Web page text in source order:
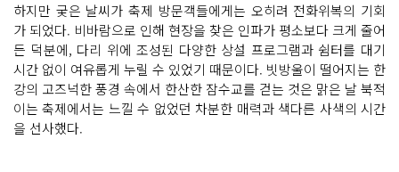
게 오
가
는 것
을 비
추
며 시
작
된
다. 다
리 한
쪽 면
하지만 궂은 날씨가 축제 방문객들에게는 오히려 전화위복의 기회
가 되었다. 비바람으로 인해 현장을 찾은 인파가 평소보다 크게 줄어
든 덕분에, 다리 위에 조성된 다양한 상설 프로그램과 쉼터를 대기
시간 없이 여유롭게 누릴 수 있었기 때문이다. 빗방울이 떨어지는 한
강의 고즈넉한 풍경 속에서 한산한 잠수교를 걷는 것은 맑은 날 북적
이는 축제에서는 느낄 수 없었던 차분한 매력과 색다른 사색의 시간
을 선사했다.